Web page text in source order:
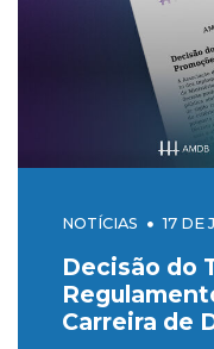
NOTÍCIAS 17 DE
Decisão do
Carreira de